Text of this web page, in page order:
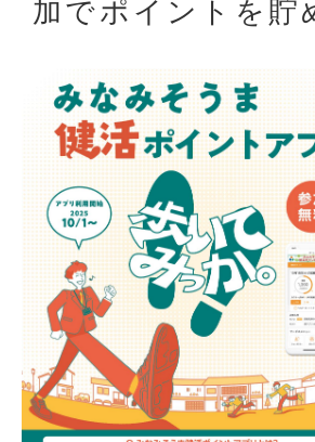
加でポイントを貯